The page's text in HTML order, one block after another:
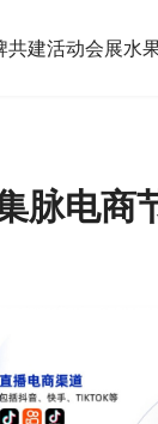
共建活动会展水
脉电商